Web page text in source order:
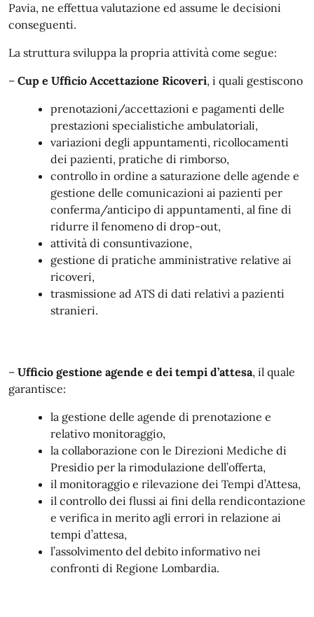
Pavia, ne effettua valutazione ed assume le decisioni
conseguenti.
La struttura sviluppa la propria attività come segue:
– Cup e Ufficio Accettazione Ricoveri, i quali gestiscono
prenotazioni/accettazioni e pagamenti delle
prestazioni specialistiche ambulatoriali,
variazioni degli appuntamenti, ricollocamenti
dei pazienti, pratiche di rimborso,
controllo in ordine a saturazione delle agende e
gestione delle comunicazioni ai pazienti per
conferma/anticipo di appuntamenti, al fine di
ridurre il fenomeno di drop-out,
attività di consuntivazione,
gestione di pratiche amministrative relative ai
ricoveri,
trasmissione ad ATS di dati relativi a pazienti
stranieri.
– Ufficio gestione agende e dei tempi d’attesa, il quale
garantisce:
la gestione delle agende di prenotazione e
relativo monitoraggio,
la collaborazione con le Direzioni Mediche di
Presidio per la rimodulazione dell’offerta,
il monitoraggio e rilevazione dei Tempi d’Attesa,
il controllo dei flussi ai fini della rendicontazione
e verifica in merito agli errori in relazione ai
tempi d’attesa,
l’assolvimento del debito informativo nei
confronti di Regione Lombardia.